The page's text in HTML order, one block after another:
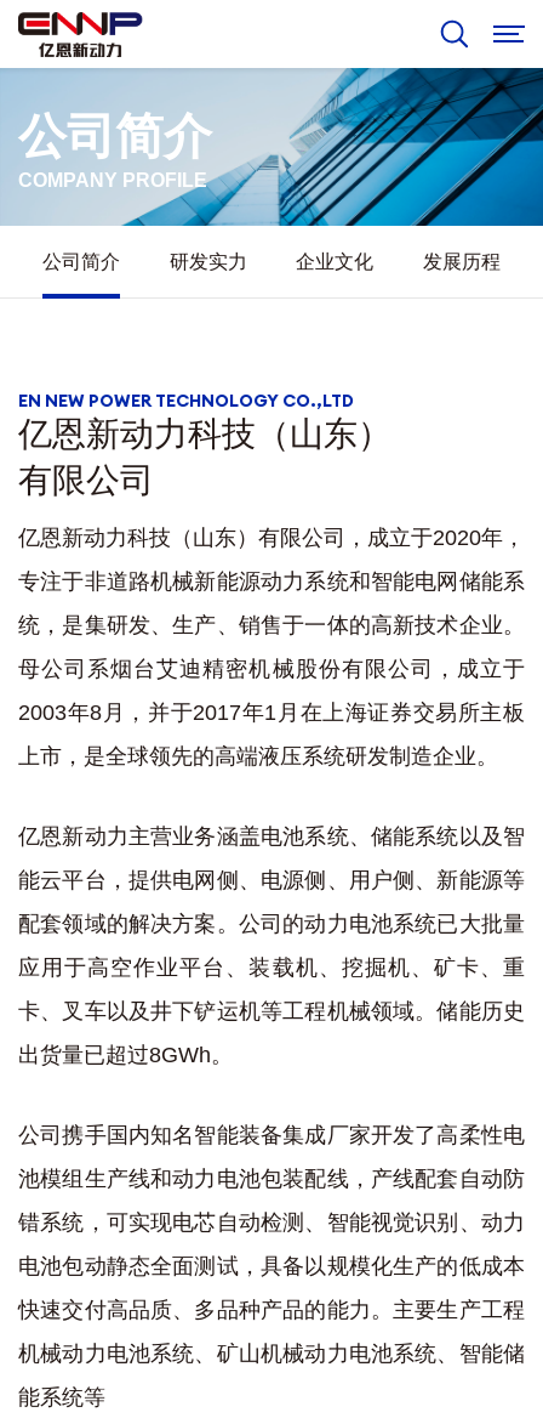
公司简介
COMPANY PROFILE
公司简介 研发实力 企业文化 发展历程
EN NEW POWER TECHNOLOGY CO.,LTD
亿恩新动力科技（山东）
有限公司
亿恩新动力科技（山东）有限公司，成立于2020年，
专注于非道路机械新能源动力系统和智能电网储能系
统，是集研发、生产、销售于一体的高新技术企业。
母公司系烟台艾迪精密机械股份有限公司，成立于
2003年8月，并于2017年1月在上海证券交易所主板
上市，是全球领先的高端液压系统研发制造企业。
亿恩新动力主营业务涵盖电池系统、储能系统以及智
能云平台，提供电网侧、电源侧、用户侧、新能源等
配套领域的解决方案。公司的动力电池系统已大批量
应用于高空作业平台、装载机、挖掘机、矿卡、重
卡、叉车以及井下铲运机等工程机械领域。储能历史
出货量已超过8GWh。
公司携手国内知名智能装备集成厂家开发了高柔性电
池模组生产线和动力电池包装配线，产线配套自动防
错系统，可实现电芯自动检测、智能视觉识别、动力
电池包动静态全面测试，具备以规模化生产的低成本
快速交付高品质、多品种产品的能力。主要生产工程
机械动力电池系统、矿山机械动力电池系统、智能储
能系统等